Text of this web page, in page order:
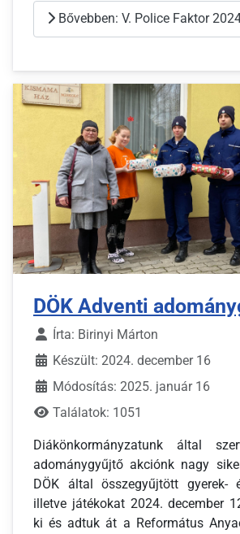
Bővebben: V. Police Faktor
DÖK Adventi
Írta: Birinyi Márton
Készült: 2024. december 16
Módosítás: 2025. január 16
Találatok: 1051
Diákönkormányzatunk által
adománygyűjtő akciónk nagy
DÖK által összegyűjtött gyerek-
illetve játékokat 2024. december
ki és adtuk át a Református